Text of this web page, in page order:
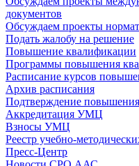
документов
Обсуждаем проекты
Подать жалобу на решение
Повышение квалификации
Программы повышения
Расписание курсов
Архив расписания
Подтверждение
Аккредитация УМЦ
Взносы УМЦ
Реестр учебно-
Пресс-Центр